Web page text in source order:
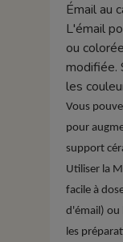
Émail au
L'émail
ou
modifiée.
les
Vous
pour
support
Utiliser la
facile à
d'émail) ou
les